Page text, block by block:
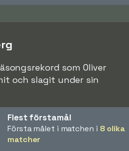
som Oliver
och slagit under sin
Flest förstamål
Första målet i matchen i 8 olika
matcher